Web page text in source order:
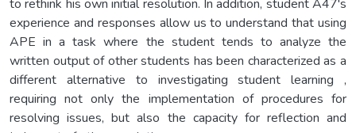
to rethink his own initial resolution. In addition, student A47's
experience and responses allow us to understand that using
APE in a task where the student tends to analyze the
written output of other students has been characterized as a
different alternative to investigating student learning ,
requiring not only the implementation of procedures for
resolving issues, but also the capacity for reflection and